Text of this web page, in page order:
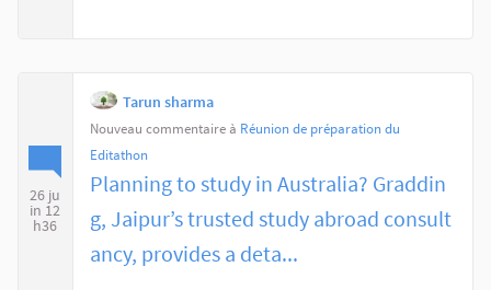
26 ju
in 12
h36
Tarun sharma
Nouveau commentaire à Réunion de préparation du
Editathon
Planning to study in Australia? Graddin
g, Jaipur’s trusted study abroad consult
ancy, provides a deta...